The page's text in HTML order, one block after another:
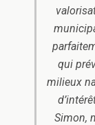
qui
milieux
Simon,